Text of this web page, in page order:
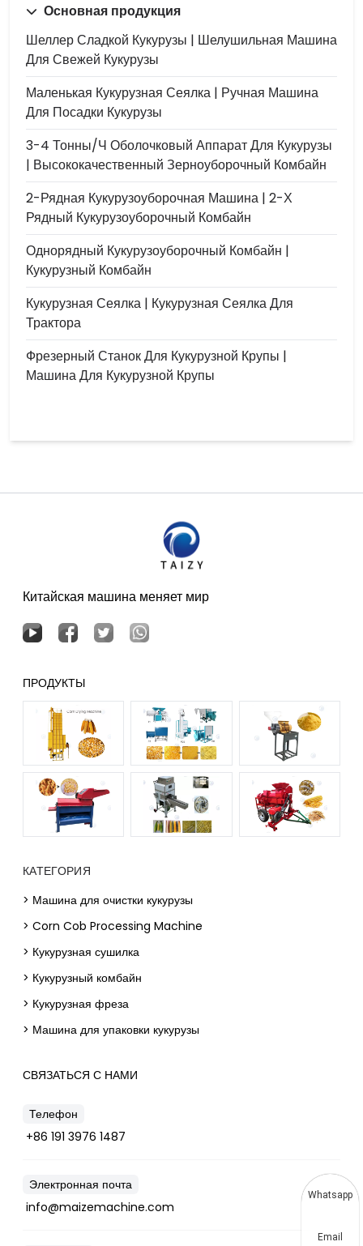
Основная продукция
Шеллер Сладкой Кукурузы | Шелушильная Машина
Для Свежей Кукурузы
Маленькая Кукурузная Сеялка | Ручная Машина
Для Посадки Кукурузы
3-4 Тонны/ч Оболочковый Аппарат Для Кукурузы
| Высококачественный Зерноуборочный Комбайн
2-Рядная Кукурузоуборочная Машина | 2-Х
Рядный Кукурузоуборочный Комбайн
Однорядный Кукурузоуборочный Комбайн |
Кукурузный Комбайн
Кукурузная Сеялка | Кукурузная Сеялка Для
Трактора
Фрезерный Станок Для Кукурузной Крупы |
Машина Для Кукурузной Крупы
Китайская машина меняет мир
ПРОДУКТЫ
КАТЕГОРИЯ
> Машина для очистки кукурузы
> Corn Cob Processing Machine
> Кукурузная сушилка
> Кукурузный комбайн
> Кукурузная фреза
> Машина для упаковки кукурузы
СВЯЗАТЬСЯ С НАМИ
Телефон
+86 191 3976 1487
Электронная почта
info@maizemachine.com
Whatsapp
Email